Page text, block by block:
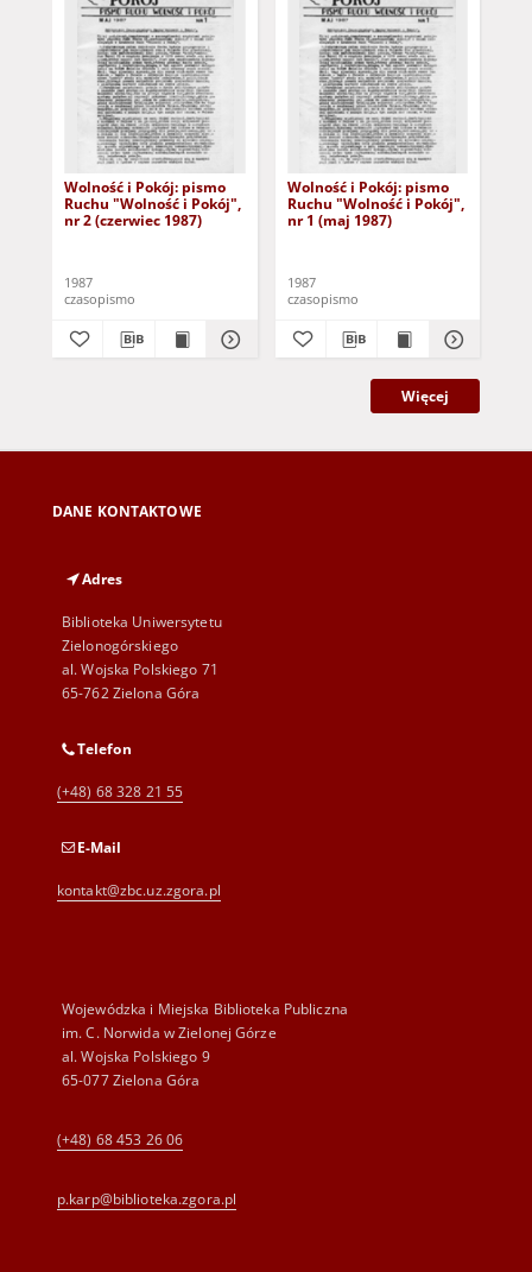
Wolność i Pokój: pismo
Ruchu "Wolność i Pokój",
nr 2 (czerwiec 1987)
1987
czasopismo
Wolność i Pokój: pismo
Ruchu "Wolność i Pokój",
nr 1 (maj 1987)
1987
czasopismo
Więcej
DANE KONTAKTOWE
Adres
Biblioteka Uniwersytetu
Zielonogórskiego
al. Wojska Polskiego 71
65-762 Zielona Góra
Telefon
(+48) 68 328 21 55
E-Mail
kontakt@zbc.uz.zgora.pl
Wojewódzka i Miejska Biblioteka Publiczna
im. C. Norwida w Zielonej Górze
al. Wojska Polskiego 9
65-077 Zielona Góra
(+48) 68 453 26 06
p.karp@biblioteka.zgora.pl